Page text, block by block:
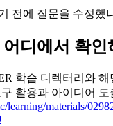
전에 질문을 수정했
디에서 확인
학습 디렉터리와 해
활용과 아이디어 도
learning/materials/